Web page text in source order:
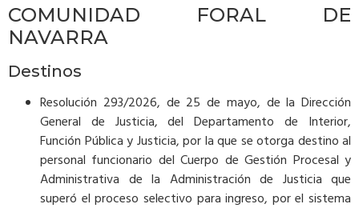
COMUNIDAD FORAL DE
NAVARRA
Destinos
Resolución 293/2026, de 25 de mayo, de la Dirección
General de Justicia, del Departamento de Interior,
Función Pública y Justicia, por la que se otorga destino al
personal funcionario del Cuerpo de Gestión Procesal y
Administrativa de la Administración de Justicia que
superó el proceso selectivo para ingreso, por el sistema